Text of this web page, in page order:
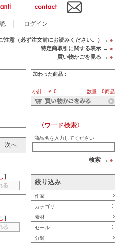
ログイン
注意（必ず注文前にお読みください。）→ ●
特定商取引に関する表示 → ●
買い物かごを見る → ●
次へ
】
】
加わった商品：
小計：￥ 0 数量 0商品
〈ワード検索〉
商品名を入力してください
検索 → ●
絞り込み
作家
カテゴリ
素材
セール
分類